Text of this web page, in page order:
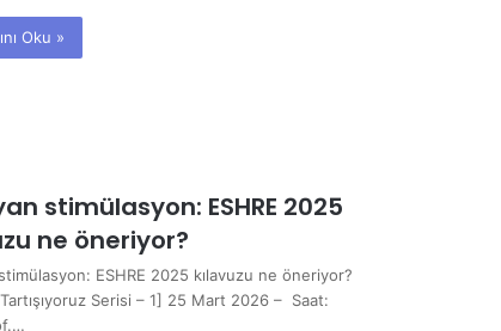
Oku »
stimülasyon: ESHRE 2025
ne öneriyor?
ESHRE 2025 kılavuzu ne öneriyor?
Serisi – 1] 25 Mart 2026 – Saat: